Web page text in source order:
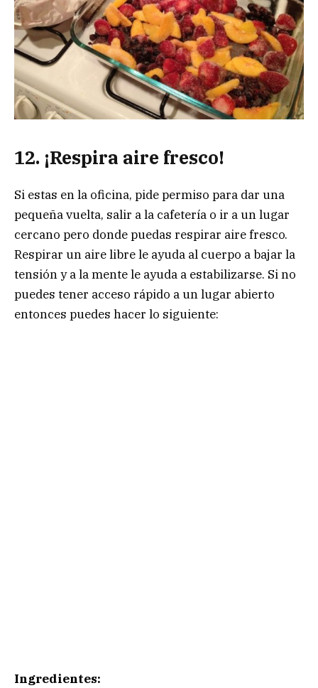
12. ¡Respira aire fresco!
Si estas en la oficina, pide permiso para dar una
pequeña vuelta, salir a la cafetería o ir a un lugar
cercano pero donde puedas respirar aire fresco.
Respirar un aire libre le ayuda al cuerpo a bajar la
tensión y a la mente le ayuda a estabilizarse. Si no
puedes tener acceso rápido a un lugar abierto
entonces puedes hacer lo siguiente:
Ingredientes: